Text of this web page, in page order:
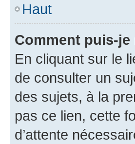
Haut
Comment puis-
En cliquant sur le
de consulter un
des sujets, à la
pas ce lien, cette
d’attente